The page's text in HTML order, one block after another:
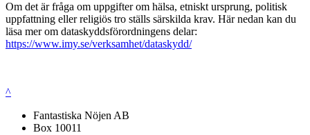
Om det är fråga om uppgifter om hälsa, etniskt ursprung, politisk
uppfattning eller religiös tro ställs särskilda krav. Här nedan kan du
läsa mer om dataskyddsförordningens delar:
https://www.imy.se/verksamhet/dataskydd/
^
Fantastiska Nöjen AB
Box 10011